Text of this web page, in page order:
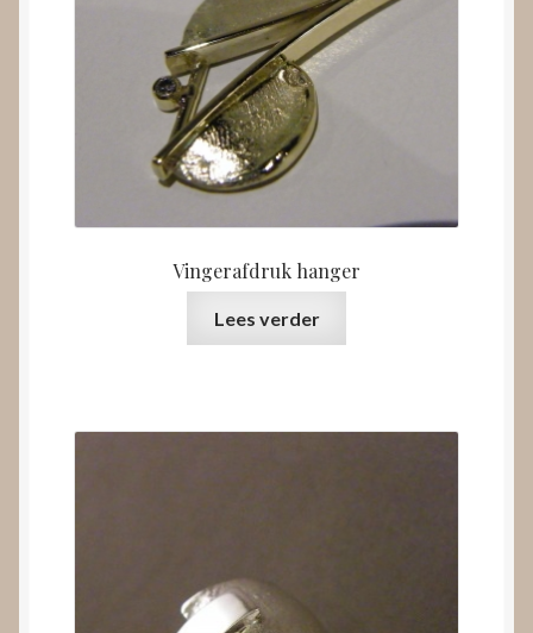
Vingerafdruk hanger
Lees verder